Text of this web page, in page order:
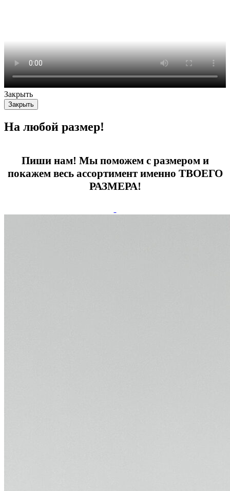
Закрыть
Закрыть
На любой размер!
Пиши нам! Мы поможем с размером и
покажем весь ассортимент именно ТВОЕГО
РАЗМЕРА!